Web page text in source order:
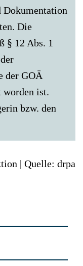
Die
§ 12 Abs. 1
der GOÄ
worden ist.
bzw. den
| Quelle: drpa